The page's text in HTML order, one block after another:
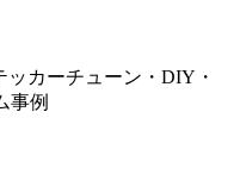
カーチューン・DIY・
事例